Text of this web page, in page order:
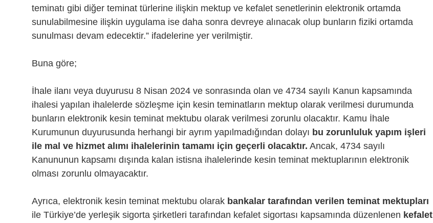
teminatı gibi diğer teminat türlerine ilişkin mektup ve kefalet senetlerinin elektronik ortamda
sunulabilmesine ilişkin uygulama ise daha sonra devreye alınacak olup bunların fiziki ortamda
sunulması devam edecektir.” ifadelerine yer verilmiştir.
Buna göre;
İhale ilanı veya duyurusu 8 Nisan 2024 ve sonrasında olan ve 4734 sayılı Kanun kapsamında
ihalesi yapılan ihalelerde sözleşme için kesin teminatların mektup olarak verilmesi durumunda
bunların elektronik kesin teminat mektubu olarak verilmesi zorunlu olacaktır. Kamu İhale
Kurumunun duyurusunda herhangi bir ayrım yapılmadığından dolayı bu zorunluluk yapım işleri
ile mal ve hizmet alımı ihalelerinin tamamı için geçerli olacaktır. Ancak, 4734 sayılı
Kanununun kapsamı dışında kalan istisna ihalelerinde kesin teminat mektuplarının elektronik
olması zorunlu olmayacaktır.
Ayrıca, elektronik kesin teminat mektubu olarak bankalar tarafından verilen teminat mektupları
ile Türkiye’de yerleşik sigorta şirketleri tarafından kefalet sigortası kapsamında düzenlenen kefalet